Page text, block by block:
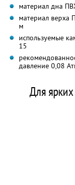
материал дна
материал верха
м
используемые
15
давление 0,08
Для